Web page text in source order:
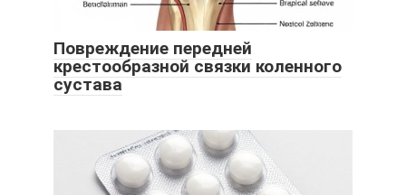
Повреждение передней
крестообразной связки коленного
сустава